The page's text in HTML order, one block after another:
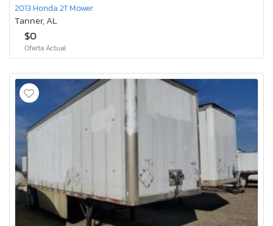
2013 Honda 21' Mower
Tanner, AL
$0
Oferta Actual